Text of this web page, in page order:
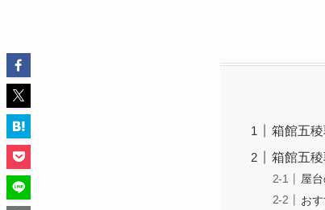
箱館五
箱館五
屋
お